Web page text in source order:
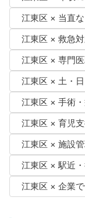
江東区 × 当直
江東区 × 救急
江東区 × 専門医
江東区 × 土・
江東区 × 手術
江東区 × 育児支
江東区 × 施設
江東区 × 駅近
江東区 × 企業で